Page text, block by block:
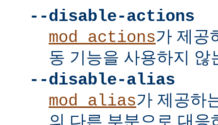
--disable-actions
mod_actions가 제공
동 기능을 사용하지 않
--disable-alias
mod_alias가 제공하
의 다른 부분으로 대응